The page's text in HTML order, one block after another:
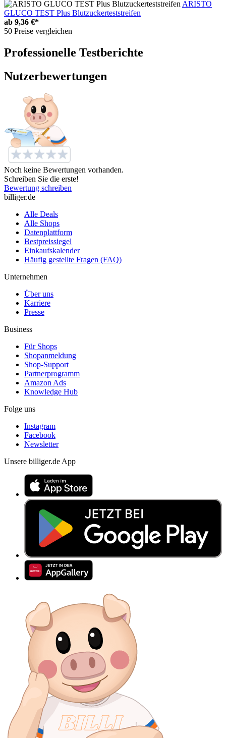
ARISTO
GLUCO TEST Plus Blutzuckerteststreifen
ab 9,36 €*
50 Preise vergleichen
Professionelle Testberichte
Nutzerbewertungen
Noch keine Bewertungen vorhanden.
Schreiben Sie die erste!
Bewertung schreiben
billiger.de
Alle Deals
Alle Shops
Datenplattform
Bestpreissiegel
Einkaufskalender
Häufig gestellte Fragen (FAQ)
Unternehmen
Über uns
Karriere
Presse
Business
Für Shops
Shopanmeldung
Shop-Support
Partnerprogramm
Amazon Ads
Knowledge Hub
Folge uns
Instagram
Facebook
Newsletter
Unsere billiger.de App